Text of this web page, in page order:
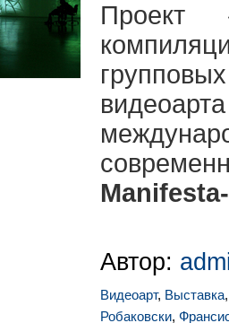
Проект
Автор:
Видеоарт, Выставка
Робаковски,